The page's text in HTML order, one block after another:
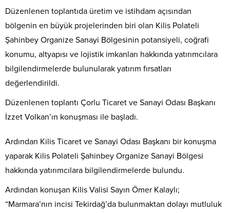
Düzenlenen toplantıda üretim ve istihdam açısından
bölgenin en büyük projelerinden biri olan Kilis Polateli
Şahinbey Organize Sanayi Bölgesinin potansiyeli, coğrafi
konumu, altyapısı ve lojistik imkanları hakkında yatırımcılara
bilgilendirmelerde bulunularak yatırım fırsatları
değerlendirildi.
Düzenlenen toplantı Çorlu Ticaret ve Sanayi Odası Başkanı
İzzet Volkan’ın konuşması ile başladı.
Ardından Kilis Ticaret ve Sanayi Odası Başkanı bir konuşma
yaparak Kilis Polateli Şahinbey Organize Sanayi Bölgesi
hakkında yatırımcılara bilgilendirmelerde bulundu.
Ardından konuşan Kilis Valisi Sayın Ömer Kalaylı;
“Marmara’nın incisi Tekirdağ’da bulunmaktan dolayı mutluluk